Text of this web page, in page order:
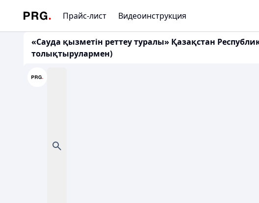
Прайс-лист Видеоинструкция
«Сауда қызметін реттеу туралы» Қазақстан
толықтырулармен)